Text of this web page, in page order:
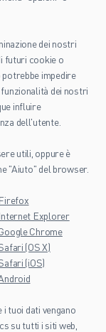
dei nostri
futuri cookie o
impedire
dei nostri
influire
dell'utente.
utili, oppure è
"Aiuto" del browser.
Explorer
Chrome
(OS X)
(iOS)
tuoi dati vengano
su tutti i siti web,